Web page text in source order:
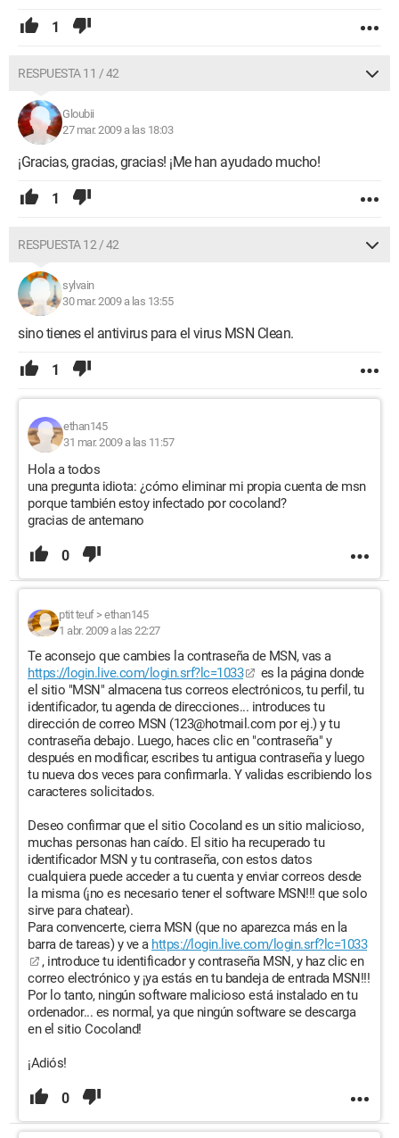
1
RESPUESTA 11 / 42
Gloubii
27 mar. 2009 a las 18:03
¡Gracias, gracias, gracias! ¡Me han ayudado mucho!
1
RESPUESTA 12 / 42
sylvain
30 mar. 2009 a las 13:55
sino tienes el antivirus para el virus MSN Clean.
1
ethan145
31 mar. 2009 a las 11:57
Hola a todos
una pregunta idiota: ¿cómo eliminar mi propia cuenta de msn
porque también estoy infectado por cocoland?
gracias de antemano
0
ptit teuf> ethan145
1 abr. 2009 a las 22:27
Te aconsejo que cambies la contraseña de MSN, vas a
https://login.live.com/login.srf?lc=1033
es la página donde
el sitio "MSN" almacena tus correos electrónicos, tu perfil, tu
identificador, tu agenda de direcciones... introduces tu
dirección de correo MSN (123@hotmail.com por ej.) y tu
contraseña debajo. Luego, haces clic en "contraseña" y
después en modificar, escribes tu antigua contraseña y luego
tu nueva dos veces para confirmarla. Y validas escribiendo los
caracteres solicitados.
Deseo confirmar que el sitio Cocoland es un sitio malicioso,
muchas personas han caído. El sitio ha recuperado tu
identificador MSN y tu contraseña, con estos datos
cualquiera puede acceder a tu cuenta y enviar correos desde
la misma (¡no es necesario tener el software MSN!!! que solo
sirve para chatear).
Para convencerte, cierra MSN (que no aparezca más en la
barra de tareas) y ve a https://login.live.com/login.srf?lc=1033
, introduce tu identificador y contraseña MSN, y haz clic en
correo electrónico y ¡ya estás en tu bandeja de entrada MSN!!!
Por lo tanto, ningún software malicioso está instalado en tu
ordenador... es normal, ya que ningún software se descarga
en el sitio Cocoland!
¡Adiós!
0